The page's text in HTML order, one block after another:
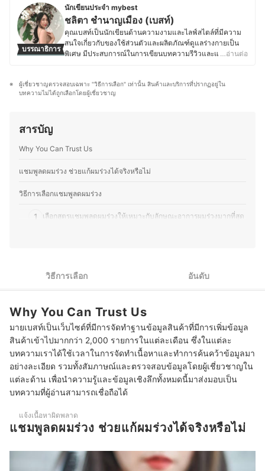
จัดการผลิตภัณฑ์) บริษัทยาแห่งหนึ่ง และเป็นเจ้าของร้านยา
(หุ้นส่วน) และปฎิบัติงานในร้านยาทั้งทั่วไปและร้านยาเชน
(Part-time) คุณบอสเคยทำงานทั้งด้านการขาย การตลาด
และเภสัชกรร้านยา รวมทั้งงานอาสาปฏิบัติงานที่ Hospitel
ช่วงสถานการณ์ COVID-19 ด้วย และนอกเหนือจากงานใน
ด้วย
ประวัติของ ภก.ณัฐดนัย สุวัฑฒิต (บอส)
บรรณาธิการ
นักเขียนประจำ mybest
ชลิตา ชำนาญเมือง (เบสท์)
คุณเบสท์เป็นนักเขียนด้านความงามและไลฟ์สไตล์ที่มีความ
สนใจเกี่ยวกับของใช้ส่วนตัวและผลิตภัณฑ์ดูแลร่างกายเป็น
พิเศษ มีประสบการณ์ในการเขียนบทความรีวิวและแปลคอน
กับผู้บริโภค ด้วยความสนใจด้านสุขภาพและการดูแลตัวเอง
คุณเบสท์จึงให้ความสำคัญกับการเลือกใช้สกินแคร์ เครื่อง
ของผลิตภัณฑ์อย่างละเอียด เพื่อให้มั่นใจว่าผลิตภัณฑ์ที่เลือก
คุณเบสท์มีความสามารถในการถ่ายทอดข้อมูลที่ซับซ้อนให้
เหมาะกับตนเองมากที่สุด อีกทั้งยังชอบติดตามเทรนด์ความ
ผลิตภัณฑ์ใหม่ ๆ ทำให้บทความมีข้อมูลที่ทันสมัยและน่าเชื่อ
…อ่านต่อ
ผู้เชี่ยวชาญตรวจสอบเฉพาะ "วิธีการเลือก" เท่านั้น สินค้าและบริการที่ปรากฏอยู่ใน
บทความไม่ได้ถูกเลือกโดยผู้เชี่ยวชาญ
สารบัญ
Why You Can Trust Us
แชมพูลดผมร่วง ช่วยแก้ผมร่วงได้จริงหรือไม่
วิธีการเลือกแชมพูลดผมร่วง
1 เลือกสูตรแชมพูลดผมร่วงให้เหมาะกับลักษณะอาการผมร่วงมากที่สุด
เลือกแชมพูสมุนไพรลดผมร่วงที่ใช้กลุ่มสมุนไพรธรรมชาติเป็นทาง
เลือกได้
10 แชมพูลดผมร่วง ยี่ห้อไหนดี ยาสระผมแก้ผมร่วง
แชมพูลดผมร่วงใช้ทุกวันได้ไหม
แชมพูลดผมร่วงใช้ควบคู่กับยาปลูกผมได้หรือไม่
แชมพูลดผมร่วงมีผลข้างเคียงอย่างไรบ้าง
วิธีการเลือก อันดับ
Why You Can Trust Us
มายเบสท์เป็นเว็บไซต์ที่มีการจัดทำฐานข้อมูลสินค้าที่มีการเพิ่มข้อมูล
สินค้าเข้าไปมากกว่า 2,000 รายการในแต่ละเดือน ซึ่งในแต่ละ
บทความเราได้ใช้เวลาในการจัดทำเนื้อหาและทำการค้นคว้าข้อมูลมา
อย่างละเอียด รวมทั้งสัมภาษณ์และตรวจสอบข้อมูลโดยผู้เชี่ยวชาญใน
แต่ละด้าน เพื่อนำความรู้และข้อมูลเชิงลึกทั้งหมดนี้มาส่งมอบเป็น
บทความที่ผู้อ่านสามารถเชื่อถือได้
แจ้งเนื้อหาผิดพลาด
แชมพูลดผมร่วง ช่วยแก้ผมร่วงได้จริงหรือไม่